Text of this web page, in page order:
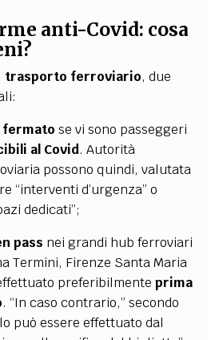
anti-Covid: cosa
trasporto ferroviario, due
fermato se vi sono passeggeri
al Covid. Autorità
possono quindi, valutata
“interventi d’urgenza” o
dedicati”;
pass nei grandi hub ferroviari
Termini, Firenze Santa Maria
preferibilmente prima
. “In caso contrario,” secondo
può essere effettuato dal